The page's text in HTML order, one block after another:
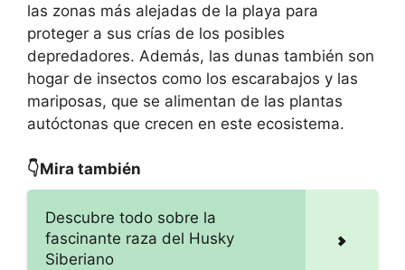
las zonas más alejadas de la playa para
proteger a sus crías de los posibles
depredadores. Además, las dunas también son
hogar de insectos como los escarabajos y las
mariposas, que se alimentan de las plantas
autóctonas que crecen en este ecosistema.
👇Mira también
Descubre todo sobre la
fascinante raza del Husky
Siberiano